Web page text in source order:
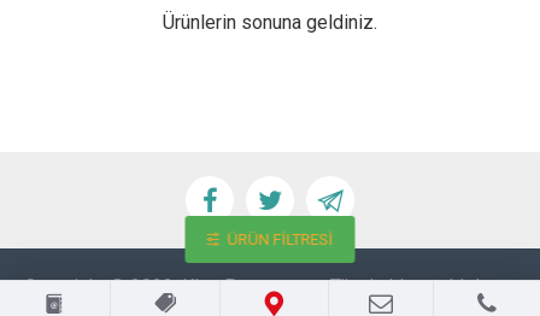
Ürünlerin sonuna geldiniz.
Copyright © 2022, Klas Promosyon, Tüm hakları saklıdır.
BC Yazılım
ÜRÜN FILTRESI